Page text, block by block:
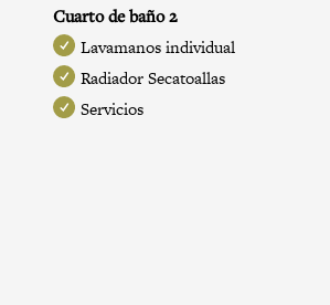
Cuarto de baño 2
Lavamanos individual
Radiador Secatoallas
Servicios